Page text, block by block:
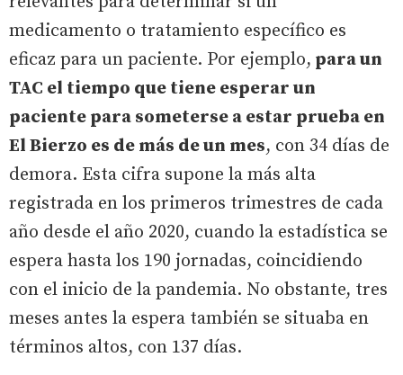
medicamento o tratamiento específico es
eficaz para un paciente. Por ejemplo, para un
TAC el tiempo que tiene esperar un
paciente para someterse a estar prueba en
El Bierzo es de más de un mes, con 34 días de
demora. Esta cifra supone la más alta
registrada en los primeros trimestres de cada
año desde el año 2020, cuando la estadística se
espera hasta los 190 jornadas, coincidiendo
con el inicio de la pandemia. No obstante, tres
meses antes la espera también se situaba en
términos altos, con 137 días.